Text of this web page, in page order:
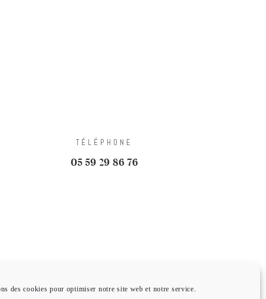
des cookies pour optimiser notre site web et notre service.
TÉLÉPHONE
05 59 29 86 76
CADEAUX